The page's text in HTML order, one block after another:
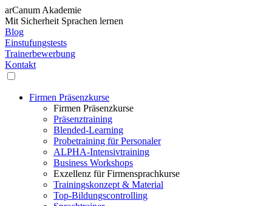
arCanum Akademie
Mit Sicherheit Sprachen lernen
Blog
Einstufungstests
Trainerbewerbung
Kontakt
Firmen Präsenzkurse
Firmen Präsenzkurse
Präsenztraining
Blended-Learning
Probetraining für Personaler
ALPHA-Intensivtraining
Business Workshops
Exzellenz für Firmensprachkurse
Trainingskonzept & Material
Top-Bildungscontrolling